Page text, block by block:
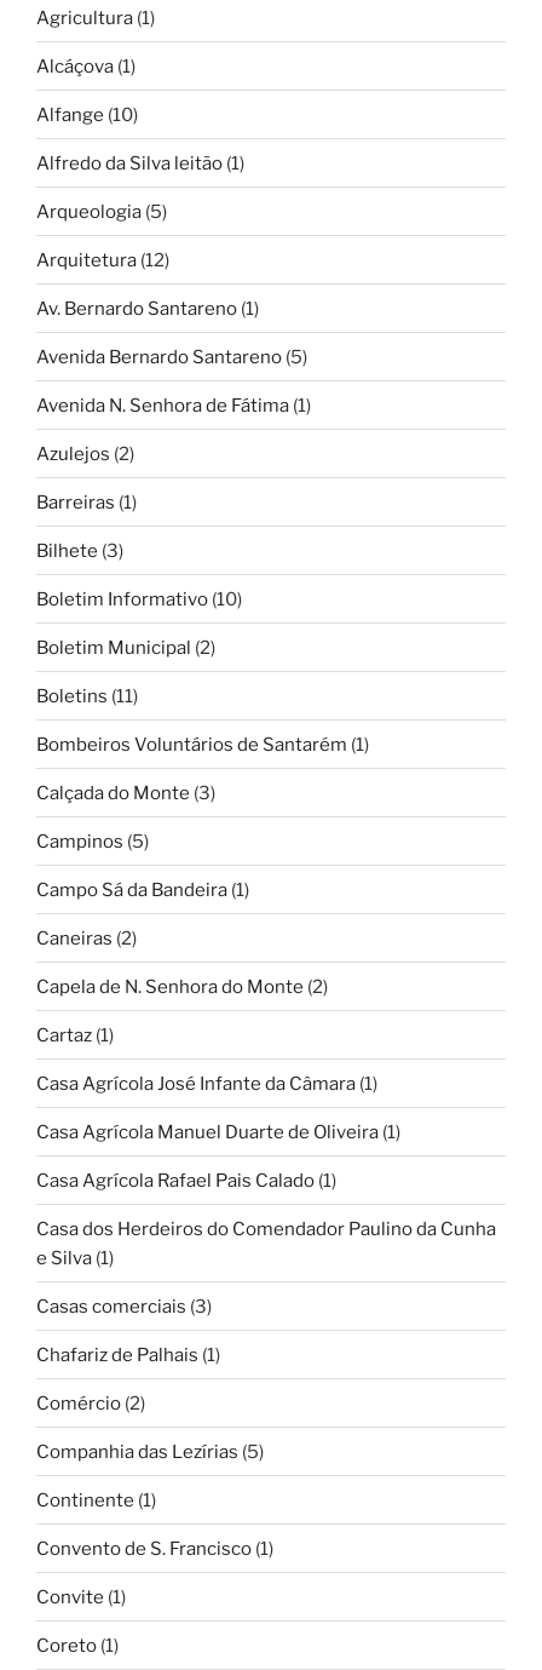
Agricultura (1)
Alcáçova (1)
Alfange (10)
Alfredo da Silva leitão (1)
Arqueologia (5)
Arquitetura (12)
Av. Bernardo Santareno (1)
Avenida Bernardo Santareno (5)
Avenida N. Senhora de Fátima (1)
Azulejos (2)
Barreiras (1)
Bilhete (3)
Boletim Informativo (10)
Boletim Municipal (2)
Boletins (11)
Bombeiros Voluntários de Santarém (1)
Calçada do Monte (3)
Campinos (5)
Campo Sá da Bandeira (1)
Caneiras (2)
Capela de N. Senhora do Monte (2)
Cartaz (1)
Casa Agrícola José Infante da Câmara (1)
Casa Agrícola Manuel Duarte de Oliveira (1)
Casa Agrícola Rafael Pais Calado (1)
Casa dos Herdeiros do Comendador Paulino da Cunha
e Silva (1)
Casas comerciais (3)
Chafariz de Palhais (1)
Comércio (2)
Companhia das Lezírias (5)
Continente (1)
Convento de S. Francisco (1)
Convite (1)
Coreto (1)